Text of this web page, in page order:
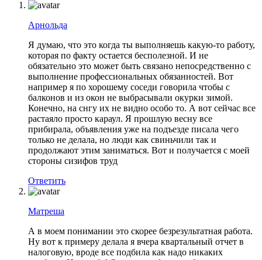
Арнольда
Я думаю, что это когда ты выполняешь какую-то работу,
которая по факту остается бесполезной. И не
обязательно это может быть связано непосредственно с
выполнение профессиональных обязанностей. Вот
например я по хорошему соседи говорила чтобы с
балконов и из окон не выбрасывали окурки зимой.
Конечно, на снгу их не видно особо то. А вот сейчас все
растаяло просто караул. Я прошлую весну все
прибирала, объявления уже на подъезде писала чего
только не делала, но люди как свиньчили так и
продолжают этим заниматься. Вот и получается с моей
стороны сизифов труд
Ответить
Матреша
А в моем понимании это скорее безрезультатная работа.
Ну вот к примеру делала я вчера квартальный отчет в
налоговую, вроде все подбила как надо никаких